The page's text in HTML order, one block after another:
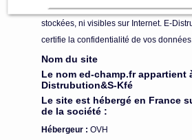
communiquez, lors de votre achat en
stockées, ni visibles sur Internet. E-
certifie la confidentialité de vos
Nom du site
Le nom ed-champ.fr appartient
Distrubution&S-Kfé
Le site est hébergé en France
de la société :
Hébergeur : OVH